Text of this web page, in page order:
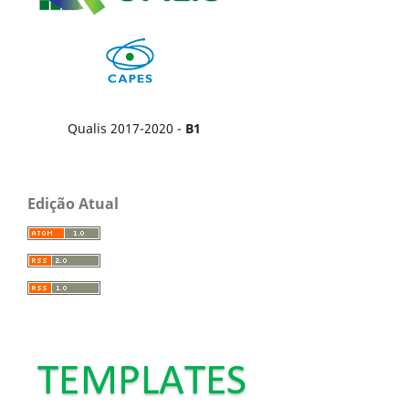
Qualis 2017-2020 - B1
Edição Atual